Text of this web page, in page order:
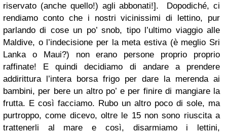
riservato (anche quello!) agli abbonati!]. Dopodiché, ci
rendiamo conto che i nostri vicinissimi di lettino, pur
parlando di cose un po’ snob, tipo l’ultimo viaggio alle
Maldive, o l’indecisione per la meta estiva (è meglio Sri
Lanka o Maui?) non erano persone proprio proprio
raffinate! E quindi decidiamo di andare a prendere
addirittura l’intera borsa frigo per dare la merenda ai
bambini, per bere un altro po’ e per finire di mangiare la
frutta. E così facciamo. Rubo un altro poco di sole, ma
purtroppo, come dicevo, oltre le 15 non sono riuscita a
trattenerli al mare e così, disarmiamo i lettini,